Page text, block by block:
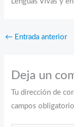
← Entrada anterior
Deja un
Tu dirección de
campos